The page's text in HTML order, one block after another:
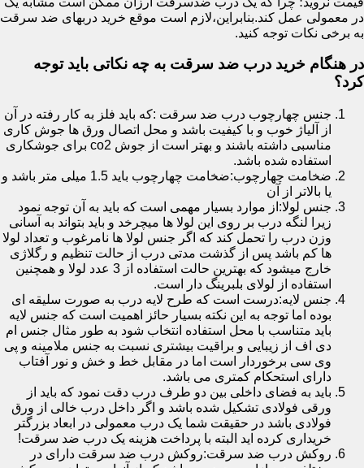
در معمولی عمل کند.بنابراین،لازم است موقع خرید دربهای ضد سرقت
به برخی نکات توجه کنید.
در هنگام خرید درب ضد سرقت به چه نکاتی باید توجه
کرد؟
جنس چهارچوب درب ضد سرقت :که باید فلز به کار رفته در آن
از آلیاژ خوب و با کیفیت باشد و محل اتصال ورق ها جوش کاری
مناسبی داشته باشند و بهتر است از جوش co2 برای جوشکاری
استفاده شده باشد.
ضخامت چهارچوب:ضخامت چهارچوب باید 1.5 میلی متر باشد و
یا بالاتر از آن
جنس لولا:از موارد بسیار مهمی است که باید به آن توجه نمود
زیرا لنگه درب بر روی این لولا ها میچرخد و باید بتواند به آسانی
وزن درب را تحمل کند که اگر جنس لولا ها نامرغوب و تعداد لولا
ها کم باشد پس از گذشت مدتی درب از حالت تنظیم و رگلاژی
خارج میشود که بهترین حالت استفاده از 3 عدد لولا و همچنین
استفاده از لولای بلبرینگ دار است.
جنس لایه:درست است که طرح لایه درب به صورت سلیقه ای
بوده اما توجه به این نکته بسیار حائز اهمیت است که جنس لایه
باید متناسب با محل استفاده انتخاب شود به طور مثال جنس ام
دی اف از زیبایی و براقیت بیشتری نسبت به جنس ملامینه و پی
وی سی برخوردار است اما در مقابل خط و خش و نور آفتاب
دارای استحکام کمتری می باشد.
باید به فضای داخلی بین دو طرف درب دقت نمود که باید از
ورقی فولادی تشکیل شده باشد و اگر داخل درب خالی از ورق
فولادی باشد در حقیقت شما یک درب معمولی در ابعاد بزرگتر
خریداری کرده اید البته با پرداخت هزینه یک درب ضد سرقت!
روکش درب ضد سرقت:روکش درب ضد سرقت دارای در